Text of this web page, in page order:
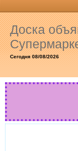
Доска
Сегодня 08/08/2026